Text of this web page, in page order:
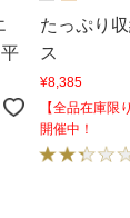
たっぷり
ス
¥8,385
【全品在庫限
開催中！